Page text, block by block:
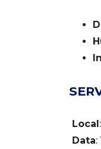
Local
Data: